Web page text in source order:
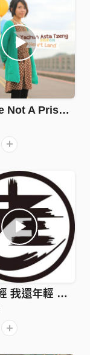
You Are Not A Prisoner 你不是在囚房裡
我還年輕 我還年輕 Acoustic Demo